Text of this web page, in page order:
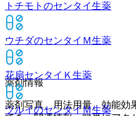
トチモトのセンタイ生薬
ウチダのセンタイＭ生薬
花扇センタイＫ 生薬
ツルイのセンタイＭ生薬
薬剤情報
薬剤写真、用法用量、効能効